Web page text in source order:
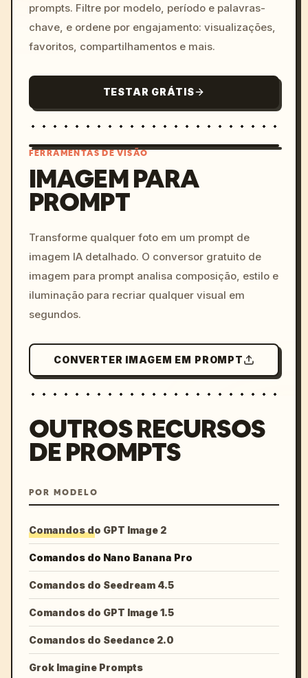
prompts. Filtre por modelo, período e palavras-
chave, e ordene por engajamento: visualizações,
favoritos, compartilhamentos e mais.
TESTAR GRÁTIS
colors, 8k --v 6.0
FERRAMENTAS DE VISÃO
IMAGEM PARA
PROMPT
Transforme qualquer foto em um prompt de
imagem IA detalhado. O conversor gratuito de
imagem para prompt analisa composição, estilo e
iluminação para recriar qualquer visual em
segundos.
CONVERTER IMAGEM EM PROMPT
OUTROS RECURSOS
DE PROMPTS
POR MODELO
Comandos do GPT Image 2
Comandos do Nano Banana Pro
Comandos do Seedream 4.5
Comandos do GPT Image 1.5
Comandos do Seedance 2.0
Grok Imagine Prompts